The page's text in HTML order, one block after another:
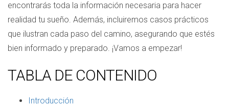
encontrarás toda la información necesaria para hacer
realidad tu sueño. Además, incluiremos casos prácticos
que ilustran cada paso del camino, asegurando que estés
bien informado y preparado. ¡Vamos a empezar!
TABLA DE CONTENIDO
Introducción